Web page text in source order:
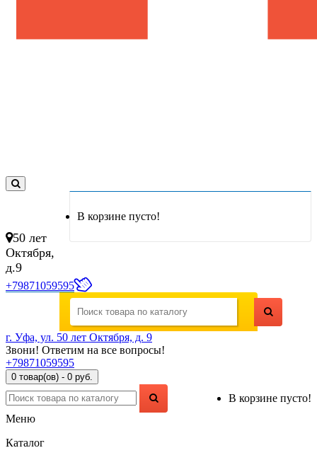
В корзине пусто!
50 лет
Октября,
д.9
+79871059595
г. Уфа, ул. 50 лет Октября, д. 9
Звони! Ответим на все вопросы!
+79871059595
0 товар(ов) - 0 руб.
В корзине пусто!
Меню
Каталог